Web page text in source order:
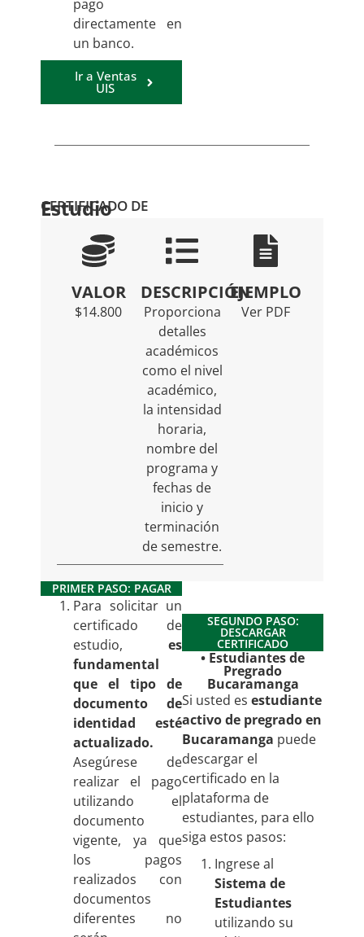
pago
directamente en
un banco.
Ir a Ventas
UIS
CERTIFICADO DE
Estudio
VALOR
$14.800
DESCRIPCIÓN
Proporciona
detalles
académicos
como el nivel
académico,
la intensidad
horaria,
nombre del
programa y
fechas de
inicio y
terminación
de semestre.
EJEMPLO
Ver PDF
PRIMER PASO: PAGAR
Para solicitar un
certificado de
estudio, es
fundamental
que el tipo de
documento de
identidad esté
actualizado.
Asegúrese de
realizar el pago
utilizando el
documento
vigente, ya que
los pagos
realizados con
documentos
diferentes no
SEGUNDO PASO:
DESCARGAR
CERTIFICADO
• Estudiantes de
Pregrado
Bucaramanga
Si usted es estudiante
activo de pregrado en
Bucaramanga puede
descargar el
certificado en la
plataforma de
estudiantes, para ello
siga estos pasos:
Ingrese al
Sistema de
Estudiantes
utilizando su